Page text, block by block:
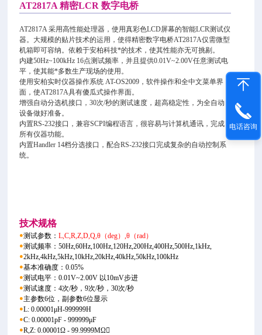
AT2817A 精密LCR 数字电桥
AT2817A 采用高性能处理器，使用真彩色LCD屏幕的智能LCR测试仪
器。大规模的贴片技术的运用，使得精密数字电桥AT2817A仅需微型
机箱即可容纳。依赖于安柏科技*的技术，使其性能亦无可挑剔。
内建50Hz~100kHz 16点测试频率，并且提供0.01V~2.00V任意测试电
平，使其能*多数生产现场的使用。
使用安柏实时仪器操作系统 AT-OS2009，软件操作和全中文菜单界
面，使AT2817A具有傻瓜式操作界面。
增强自动分选机接口，30次/秒的测试速度，超高稳定性，为全自动
设备做好准备。
内置RS-232接口，兼容SCPI编程语言，很容易与计算机通讯，完成
所有仪器功能。
内置Handler 14档分选接口，配合RS-232接口完成复杂的自动控制系
统。
技术规格
●测试参数：L,C,R,Z,D,Q,θ（deg）,θ（rad）
●测试频率：50Hz,60Hz,100Hz,120Hz,200Hz,400Hz,500Hz,1kHz,
●2kHz,4kHz,5kHz,10kHz,20kHz,40kHz,50kHz,100kHz
●基本准确度：0.05%
●测试电平：0.01V~2.00V 以10mV步进
●测试速度：4次/秒，9次/秒，30次/秒
●主参数6位，副参数6位显示
●L: 0.00001μH-999999H
●C: 0.00001pF - 999999μF
●R,Z: 0.00001Ω - 99.9999MΩ
电话咨询